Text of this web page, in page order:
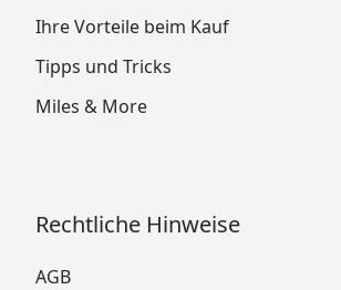
Ihre Vorteile beim Kauf
Tipps und Tricks
Miles & More
Rechtliche Hinweise
AGB